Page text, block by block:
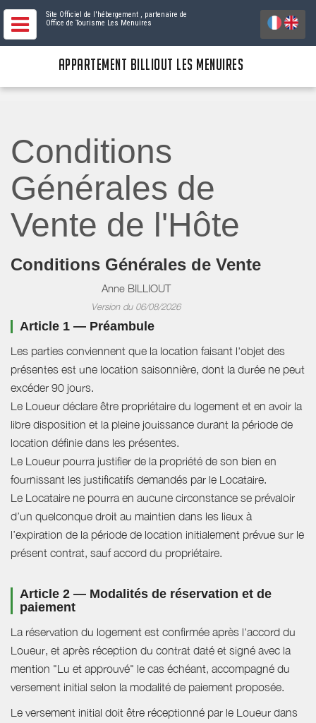
Site Officiel de l'hébergement , partenaire de
Office de Tourisme Les Menuires
APPARTEMENT BILLIOUT LES MENUIRES
Conditions
Générales de
Vente de l'Hôte
Conditions Générales de Vente
Anne BILLIOUT
Version du 06/08/2026
Article 1 — Préambule
Les parties conviennent que la location faisant l'objet des
présentes est une location saisonnière, dont la durée ne peut
excéder 90 jours.
Le Loueur déclare être propriétaire du logement et en avoir la
libre disposition et la pleine jouissance durant la période de
location définie dans les présentes.
Le Loueur pourra justifier de la propriété de son bien en
fournissant les justificatifs demandés par le Locataire.
Le Locataire ne pourra en aucune circonstance se prévaloir
d’un quelconque droit au maintien dans les lieux à
l’expiration de la période de location initialement prévue sur le
présent contrat, sauf accord du propriétaire.
Article 2 — Modalités de réservation et de
paiement
La réservation du logement est confirmée après l'accord du
Loueur, et après réception du contrat daté et signé avec la
mention "Lu et approuvé" le cas échéant, accompagné du
versement initial selon la modalité de paiement proposée.
Le versement initial doit être réceptionné par le Loueur dans